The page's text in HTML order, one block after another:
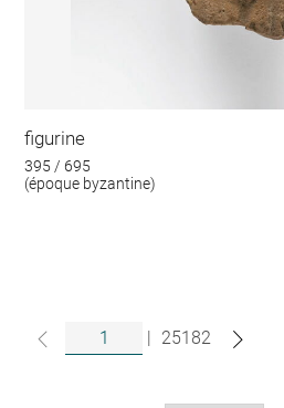
figurine
395 / 695
(époque byzantine)
| 25182